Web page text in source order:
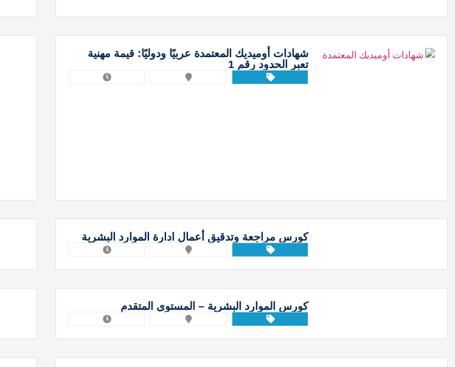
شهادات أوميديك المعتمدة عربيًا ودوليًا: قيمة مهنية
تعبر الحدود رقم 1
كورس مراجعة وتدقيق أعمال ادارة الموارد البشرية
كورس الموارد البشرية – المستوى المتقدم